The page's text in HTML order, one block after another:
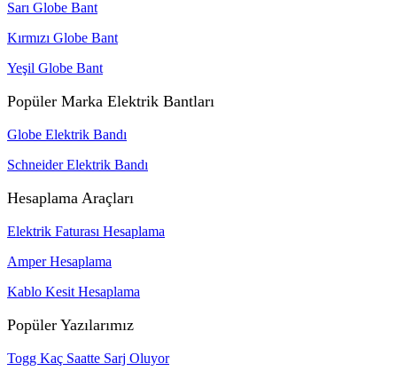
Sarı Globe Bant
Kırmızı Globe Bant
Yeşil Globe Bant
Popüler Marka Elektrik Bantları
Globe Elektrik Bandı
Schneider Elektrik Bandı
Hesaplama Araçları
Elektrik Faturası Hesaplama
Amper Hesaplama
Kablo Kesit Hesaplama
Popüler Yazılarımız
Togg Kaç Saatte Sarj Oluyor